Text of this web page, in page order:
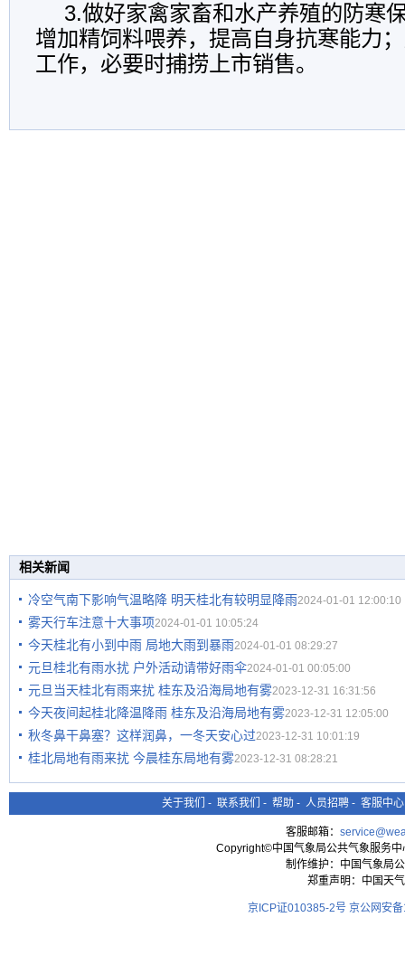
3.做好家禽家畜和水产养殖的防寒
增加精饲料喂养，提高自身抗寒能力
工作，必要时捕捞上市销售。
相关新闻
冷空气南下影响气温略降 明天桂北有较明显降雨2024-01-01 12:00:10
雾天行车注意十大事项2024-01-01 10:05:24
今天桂北有小到中雨 局地大雨到暴雨2024-01-01 08:29:27
元旦桂北有雨水扰 户外活动请带好雨伞2024-01-01 00:05:00
元旦当天桂北有雨来扰 桂东及沿海局地有雾2023-12-31 16:31:56
今天夜间起桂北降温降雨 桂东及沿海局地有雾2023-12-31 12:05:00
秋冬鼻干鼻塞？这样润鼻，一冬天安心过2023-12-31 10:01:19
桂北局地有雨来扰 今晨桂东局地有雾2023-12-31 08:28:21
关于我们 - 联系我们 - 帮助 - 人员招聘 - 客服中心
客服邮箱：
Copyright©中国气象局公共气象服务
制作维护：中国气象局
郑重声明：中国天
京ICP证010385-2号 京公网安